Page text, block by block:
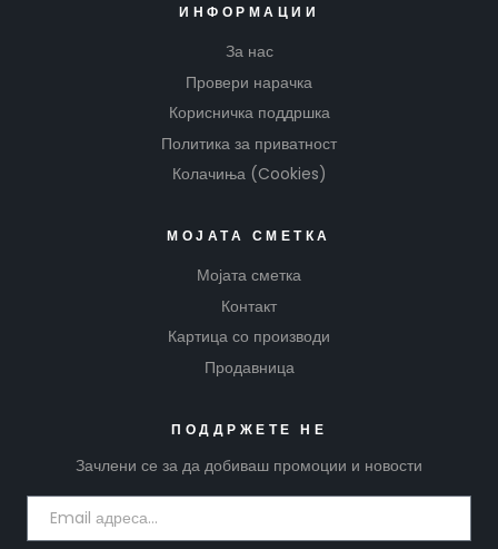
ИНФОРМАЦИИ
За нас
Провери нарачка
Корисничка поддршка
Политика за приватност
Колачиња (Cookies)
МОЈАТА СМЕТКА
Мојата сметка
Контакт
Картица со производи
Продавница
ПОДДРЖЕТЕ НЕ
Зачлени се за да добиваш промоции и новости